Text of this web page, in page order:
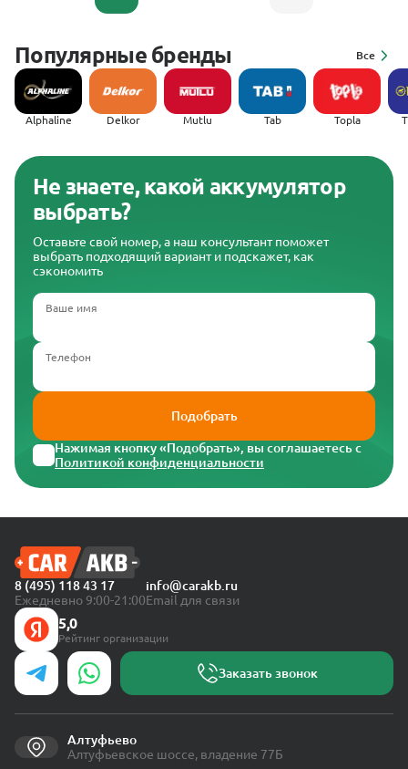
Популярные бренды Все
Alphaline Delkor Mutlu Tab Topla
Не знаете, какой аккумулятор
выбрать?
Оставьте свой номер, а наш консультант поможет
выбрать подходящий вариант и подскажет, как
сэкономить
Ваше имя
Телефон
Подобрать
Нажимая кнопку «Подобрать», вы соглашаетесь с
Политикой конфиденциальности
8 (495) 118 43 17
Ежедневно 9:00-21:00
info@carakb.ru
Email для связи
5,0
Рейтинг организации
Заказать звонок
Алтуфьево
Алтуфьевское шоссе, владение 77Б